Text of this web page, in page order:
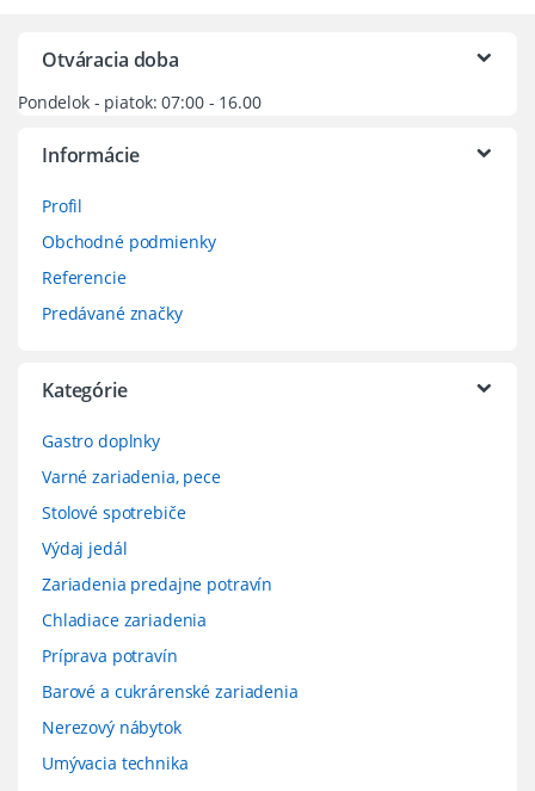
Otváracia doba
Pondelok - piatok: 07:00 - 16.00
Informácie
Profil
Obchodné podmienky
Referencie
Predávané značky
Kategórie
Gastro doplnky
Varné zariadenia, pece
Stolové spotrebiče
Výdaj jedál
Zariadenia predajne potravín
Chladiace zariadenia
Príprava potravín
Barové a cukrárenské zariadenia
Nerezový nábytok
Umývacia technika